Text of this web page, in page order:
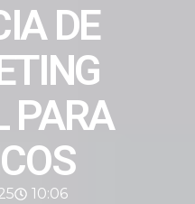
DE
PARA
10:06